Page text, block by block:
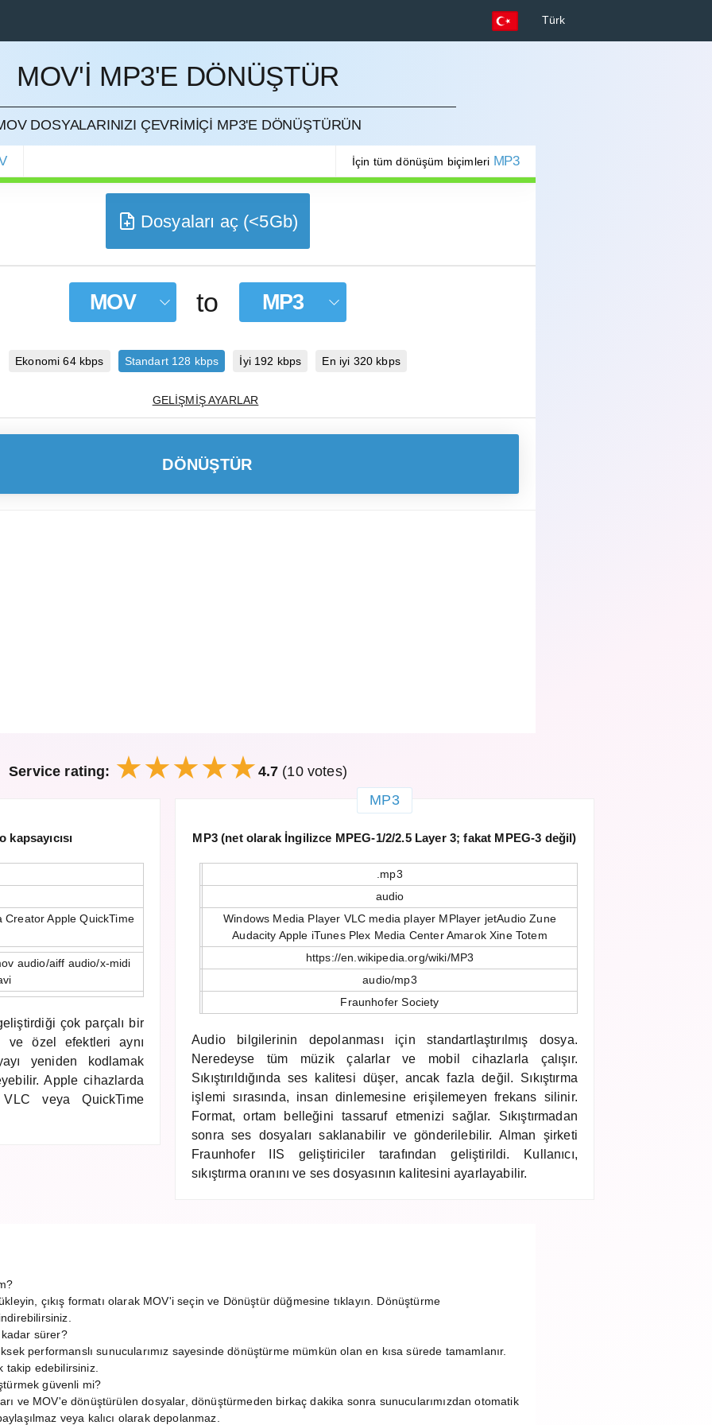
Türk
MOV'I MP3'E DÖNÜŞTÜR
DOSYALARINIZI ÇEVRIMIÇI MP3'E DÖNÜŞTÜRÜN
İçin tüm dönüşüm biçimleri MP3
Dosyaları aç (<5Gb)
MOV to MP3
Ekonomi 64 kbps Standart 128 kbps İyi 192 kbps En iyi 320 kbps
GELIŞMIŞ AYARLAR
DÖNÜŞTÜR
Service rating: 4.7 (10 votes)
Apple QuickTime
audio/aiff audio/x-midi
çok parçalı bir
ve özel efektleri aynı
yeniden kodlamak
Apple cihazlarda
veya QuickTime
MP3
MP3 (net olarak İngilizce MPEG-1/2/2.5 Layer 3; fakat MPEG-3 değil)
.mp3
audio
Windows Media Player VLC media player MPlayer jetAudio Zune
Audacity Apple iTunes Plex Media Center Amarok Xine Totem
https://en.wikipedia.org/wiki/MP3
audio/mp3
Fraunhofer Society
Audio bilgilerinin depolanması için standartlaştırılmış dosya.
Neredeyse tüm müzik çalarlar ve mobil cihazlarla çalışır.
Sıkıştırıldığında ses kalitesi düşer, ancak fazla değil. Sıkıştırma
işlemi sırasında, insan dinlemesine erişilemeyen frekans silinir.
Format, ortam belleğini tassaruf etmenizi sağlar. Sıkıştırmadan
sonra ses dosyaları saklanabilir ve gönderilebilir. Alman şirketi
Fraunhofer IIS geliştiriciler tarafından geliştirildi. Kullanıcı,
sıkıştırma oranını ve ses dosyasının kalitesini ayarlayabilir.
çıkış formatı olarak MOV'i seçin ve Dönüştür düğmesine tıklayın. Dönüştürme
sürer?
performanslı sunucularımız sayesinde dönüştürme mümkün olan en kısa sürede tamamlanır.
takip edebilirsiniz.
güvenli mi?
ve MOV'e dönüştürülen dosyalar, dönüştürmeden birkaç dakika sonra sunucularımızdan otomatik
veya kalıcı olarak depolanmaz.